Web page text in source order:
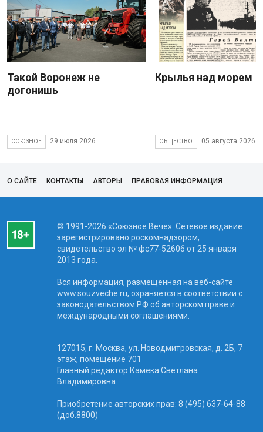
Такой Воронеж не
догонишь
СОЮЗНОЕ 29 июля 2026
Крылья над морем
ОБЩЕСТВО 05 августа 2026
О САЙТЕ КОНТАКТЫ АВТОРЫ ПРАВОВАЯ ИНФОРМАЦИЯ
© 1991-2026 «Союзное Вече». Сетевое издание
зарегистрировано роскомнадзором,
свидетельство эл № фc77-52606 от 25 января
2013 года.
Вся информация, размещенная на веб-сайте
www.souzveche.ru, охраняется в соответствии с
законодательством РФ об авторском праве и
международными соглашениями.
127015, г. Москва, ул. Новодмитровская, д. 2Б, 7
этаж, помещение 701
Главный редактор Камека Светлана
Владимировна
Приобретение авторских прав: 8 (495) 637-64-88
(доб.8800)